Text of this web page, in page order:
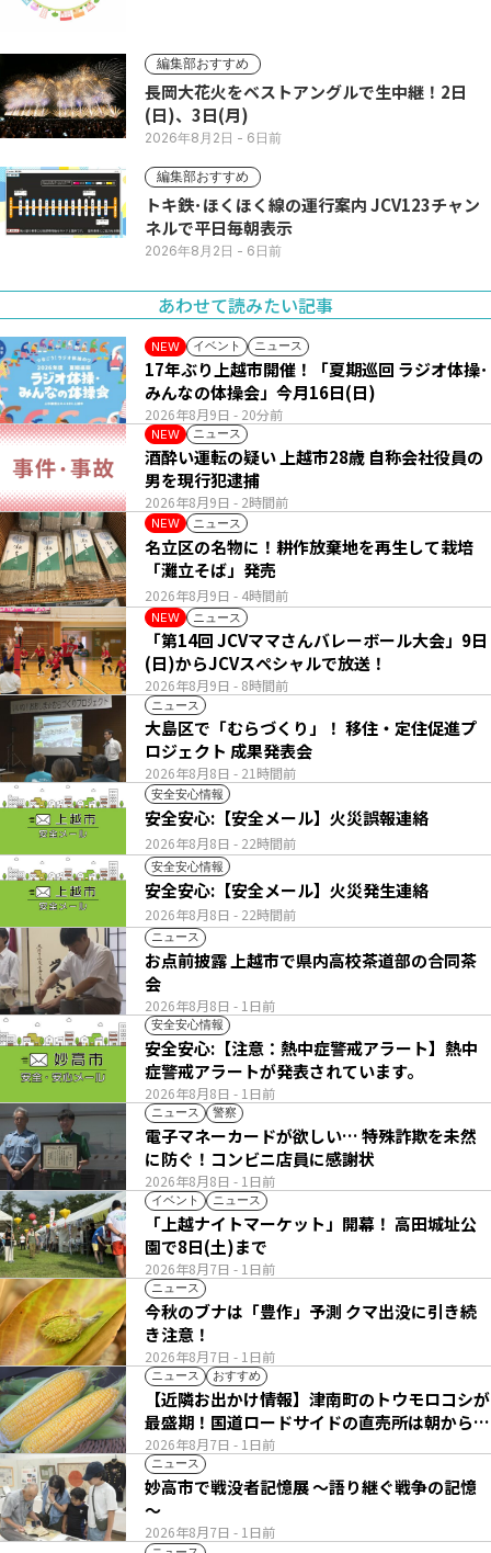
編集部おすすめ
長岡大花火をベストアングルで生中継！2日
(日)、3日(月)
2026年8月2日 - 6日前
編集部おすすめ
トキ鉄･ほくほく線の運行案内 JCV123チャン
ネルで平日毎朝表示
2026年8月2日 - 6日前
あわせて読みたい記事
NEW イベント ニュース
2026年8月9日 - 20分前
17年ぶり上越市開催！「夏期巡回 ラジオ体操･
みんなの体操会」今月16日(日)
NEW ニュース
2026年8月9日 - 2時間前
酒酔い運転の疑い 上越市28歳 自称会社役員の
男を現行犯逮捕
NEW ニュース
2026年8月9日 - 4時間前
名立区の名物に！耕作放棄地を再生して栽培
「灘立そば」発売
NEW ニュース
2026年8月9日 - 8時間前
「第14回 JCVママさんバレーボール大会」9日
(日)からJCVスペシャルで放送！
ニュース
2026年8月8日 - 21時間前
大島区で「むらづくり」！ 移住・定住促進プ
ロジェクト 成果発表会
安全安心情報
2026年8月8日 - 22時間前
安全安心:【安全メール】火災誤報連絡
安全安心情報
2026年8月8日 - 22時間前
安全安心:【安全メール】火災発生連絡
ニュース
2026年8月8日 - 1日前
お点前披露 上越市で県内高校茶道部の合同茶
会
安全安心情報
2026年8月8日 - 1日前
安全安心:【注意：熱中症警戒アラート】熱中
症警戒アラートが発表されています。
ニュース 警察
2026年8月8日 - 1日前
電子マネーカードが欲しい… 特殊詐欺を未然
に防ぐ！コンビニ店員に感謝状
イベント ニュース
2026年8月7日 - 1日前
「上越ナイトマーケット」開幕！ 高田城址公
園で8日(土)まで
ニュース
2026年8月7日 - 1日前
今秋のブナは「豊作」予測 クマ出没に引き続
き注意！
ニュース おすすめ
2026年8月7日 - 1日前
【近隣お出かけ情報】津南町のトウモロコシが
最盛期！国道ロードサイドの直売所は朝から長
い列
ニュース
2026年8月7日 - 1日前
妙高市で戦没者記憶展 ～語り継ぐ戦争の記憶
～